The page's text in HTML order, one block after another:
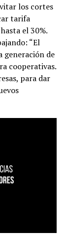
los cortes
tarifa
el 30%.
“El
de
cooperativas.
para dar